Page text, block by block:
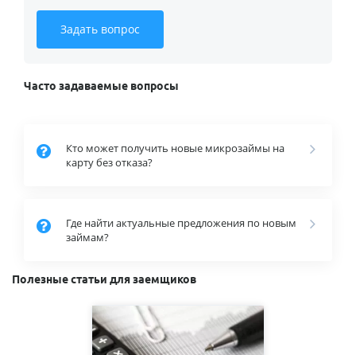
Задать вопрос
Часто задаваемые вопросы
Кто может получить новые микрозаймы на
карту без отказа?
Где найти актуальные предложения по новым
займам?
Полезные статьи для заемщиков